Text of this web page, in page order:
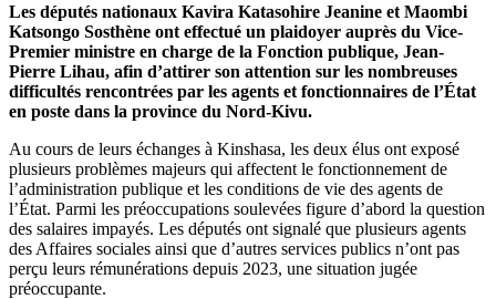
Les députés nationaux Kavira Katasohire Jeanine et Maombi
Katsongo Sosthène ont effectué un plaidoyer auprès du Vice-
Premier ministre en charge de la Fonction publique, Jean-
Pierre Lihau, afin d’attirer son attention sur les nombreuses
difficultés rencontrées par les agents et fonctionnaires de l’État
en poste dans la province du Nord-Kivu.
Au cours de leurs échanges à Kinshasa, les deux élus ont exposé
plusieurs problèmes majeurs qui affectent le fonctionnement de
l’administration publique et les conditions de vie des agents de
l’État. Parmi les préoccupations soulevées figure d’abord la question
des salaires impayés. Les députés ont signalé que plusieurs agents
des Affaires sociales ainsi que d’autres services publics n’ont pas
perçu leurs rémunérations depuis 2023, une situation jugée
préoccupante.